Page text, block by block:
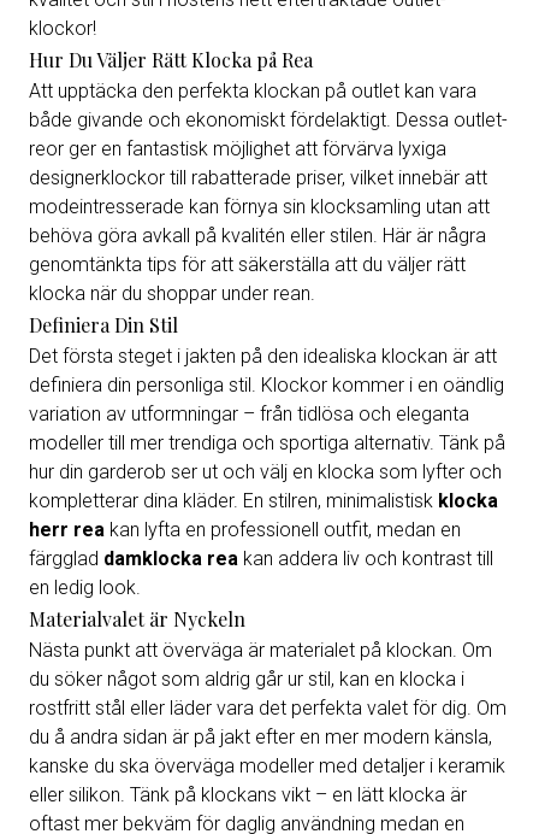
klockor!
Hur Du Väljer Rätt Klocka på Rea
Att upptäcka den perfekta klockan på outlet kan vara
både givande och ekonomiskt fördelaktigt. Dessa outlet-
reor ger en fantastisk möjlighet att förvärva lyxiga
designerklockor till rabatterade priser, vilket innebär att
modeintresserade kan förnya sin klocksamling utan att
behöva göra avkall på kvalitén eller stilen. Här är några
genomtänkta tips för att säkerställa att du väljer rätt
klocka när du shoppar under rean.
Definiera Din Stil
Det första steget i jakten på den idealiska klockan är att
definiera din personliga stil. Klockor kommer i en oändlig
variation av utformningar – från tidlösa och eleganta
modeller till mer trendiga och sportiga alternativ. Tänk på
hur din garderob ser ut och välj en klocka som lyfter och
kompletterar dina kläder. En stilren, minimalistisk klocka
herr rea kan lyfta en professionell outfit, medan en
färgglad damklocka rea kan addera liv och kontrast till
en ledig look.
Materialvalet är Nyckeln
Nästa punkt att överväga är materialet på klockan. Om
du söker något som aldrig går ur stil, kan en klocka i
rostfritt stål eller läder vara det perfekta valet för dig. Om
du å andra sidan är på jakt efter en mer modern känsla,
kanske du ska överväga modeller med detaljer i keramik
eller silikon. Tänk på klockans vikt – en lätt klocka är
oftast mer bekväm för daglig användning medan en